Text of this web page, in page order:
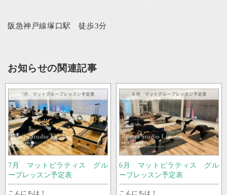
阪急神戸線塚口駅 徒歩3分
お知らせの関連記事
7月 マットピラティス グル
ープレッスン予定表
こんにちは！
6月 マットピラティス グル
ープレッスン予定表
こんにちは！